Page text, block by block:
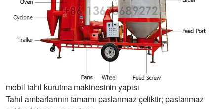
mobil tahıl kurutma makinesinin yapısı
Tahıl ambarlarının tamamı paslanmaz çeliktir; paslanmaz